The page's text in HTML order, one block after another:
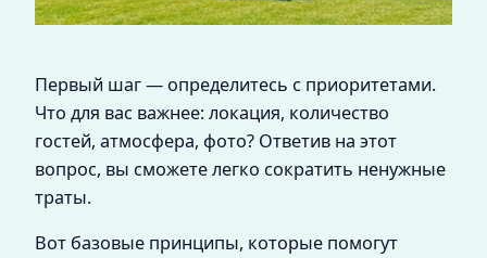
Первый шаг — определитесь с приоритетами.
Что для вас важнее: локация, количество
гостей, атмосфера, фото? Ответив на этот
вопрос, вы сможете легко сократить ненужные
траты.
Вот базовые принципы, которые помогут